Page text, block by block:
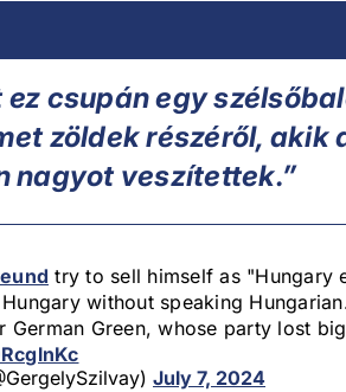
ez csupán egy
zöldek részéről, akik
nagyot veszítettek.”
try to sell himself as "Hungary
without speaking
German Green, whose party lost
July 7, 2024